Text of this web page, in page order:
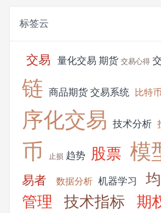
标签云
交易 量化交易 期货 交易心得
链 商品期货 交易系统 比特币
序化交易
技术分析
币
止损 趋势 股票 模
易者
数据分析 机器学习
管理
技术指标 期